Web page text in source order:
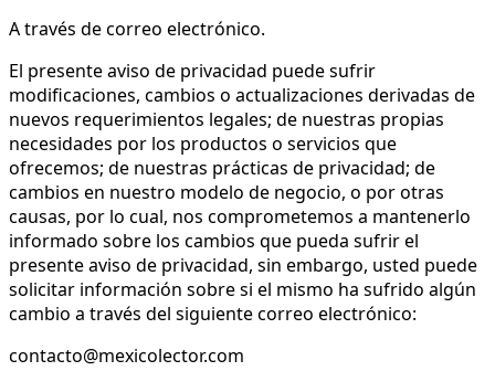
A través de correo electrónico.
El presente aviso de privacidad puede sufrir
modificaciones, cambios o actualizaciones derivadas de
nuevos requerimientos legales; de nuestras propias
necesidades por los productos o servicios que
ofrecemos; de nuestras prácticas de privacidad; de
cambios en nuestro modelo de negocio, o por otras
causas, por lo cual, nos comprometemos a mantenerlo
informado sobre los cambios que pueda sufrir el
presente aviso de privacidad, sin embargo, usted puede
solicitar información sobre si el mismo ha sufrido algún
cambio a través del siguiente correo electrónico:
contacto@mexicolector.com